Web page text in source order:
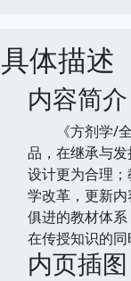
具体描述
内容简介
《方剂学/全
品，在继承与
设计更为合理
学改革，更新
俱进的教材体
在传授知识的同
内页插图